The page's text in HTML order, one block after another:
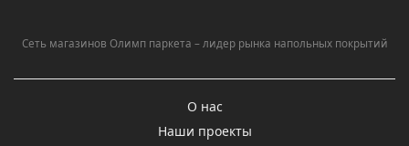
Сеть магазинов Олимп паркета – лидер рынка напольных покрытий
О нас
Наши проекты